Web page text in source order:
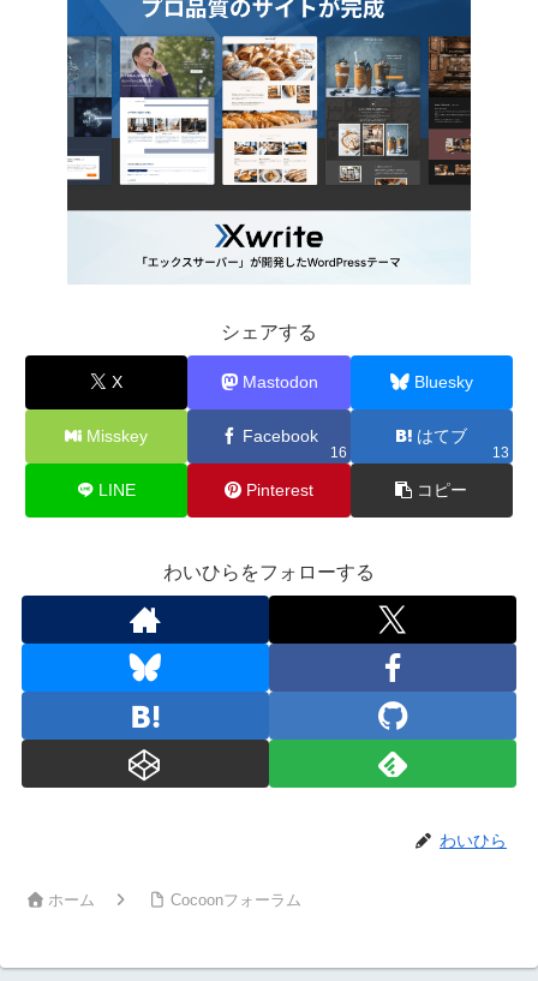
シェアする
X Mastodon Bluesky
Misskey Facebook
16
はてブ
13
LINE Pinterest コピー
わいひらをフォローする
わいひら
ホーム Cocoonフォーラム